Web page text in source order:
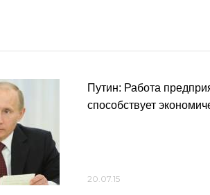
Путин: Работа
способствует
20.07.15